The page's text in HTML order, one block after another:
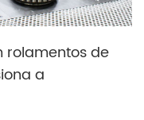
rolamentos de
a